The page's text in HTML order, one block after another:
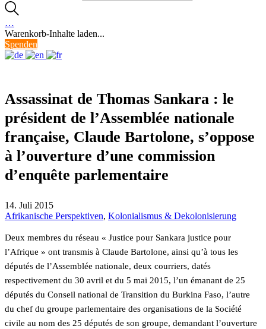
…
Warenkorb-Inhalte laden...
Spenden
Assassinat de Thomas Sankara : le
président de l’Assemblée nationale
française, Claude Bartolone, s’oppose
à l’ouverture d’une commission
d’enquête parlementaire
14. Juli 2015
Afrikanische Perspektiven, Kolonialismus & Dekolonisierung
Deux membres du réseau « Justice pour Sankara justice pour
l’Afrique » ont transmis à Claude Bartolone, ainsi qu’à tous les
députés de l’Assemblée nationale, deux courriers, datés
respectivement du 30 avril et du 5 mai 2015, l’un émanant de 25
députés du Conseil national de Transition du Burkina Faso, l’autre
du chef du groupe parlementaire des organisations de la Société
civile au nom des 25 députés de son groupe, demandant l’ouverture